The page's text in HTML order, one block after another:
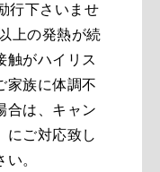
行下さいませ
上の発熱が続
触がハイリス
家族に体調不
合は、キャン
にご対応致し
。